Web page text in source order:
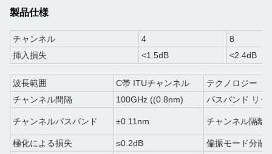
製品仕様
チャンネル 4
8
挿入損失
<1.5dB <2.4dB
波長範囲 C帯 ITUチャンネル
テクノロジー
チャンネル間隔
100GHz ((0.8nm) パスバンド リッ
チャンネルパスバンド ±0.11nm チャンネル隔離
極化による損失 ≤0.2dB
偏振モード分散